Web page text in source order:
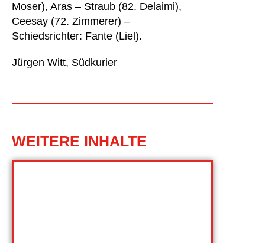
Moser), Aras – Straub (82. Delaimi),
Ceesay (72. Zimmerer) –
Schiedsrichter: Fante (Liel).
Jürgen Witt, Südkurier
WEITERE INHALTE